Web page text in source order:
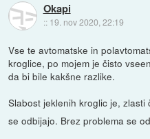
Okapi
:: 19. nov 2020, 22:19
Vse te avtomatske in
kroglice, po mojem je čisto
da bi bile kakšne razlike.
Slabost jeklenih kroglic je,
se odbijajo. Brez problema se